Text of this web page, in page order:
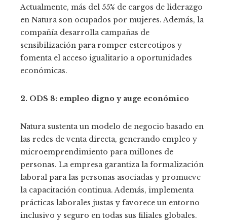
Actualmente, más del 55% de cargos de liderazgo
en Natura son ocupados por mujeres. Además, la
compañía desarrolla campañas de
sensibilización para romper estereotipos y
fomenta el acceso igualitario a oportunidades
económicas.
2. ODS 8: empleo digno y auge económico
Natura sustenta un modelo de negocio basado en
las redes de venta directa, generando empleo y
microemprendimiento para millones de
personas. La empresa garantiza la formalización
laboral para las personas asociadas y promueve
la capacitación continua. Además, implementa
prácticas laborales justas y favorece un entorno
inclusivo y seguro en todas sus filiales globales.